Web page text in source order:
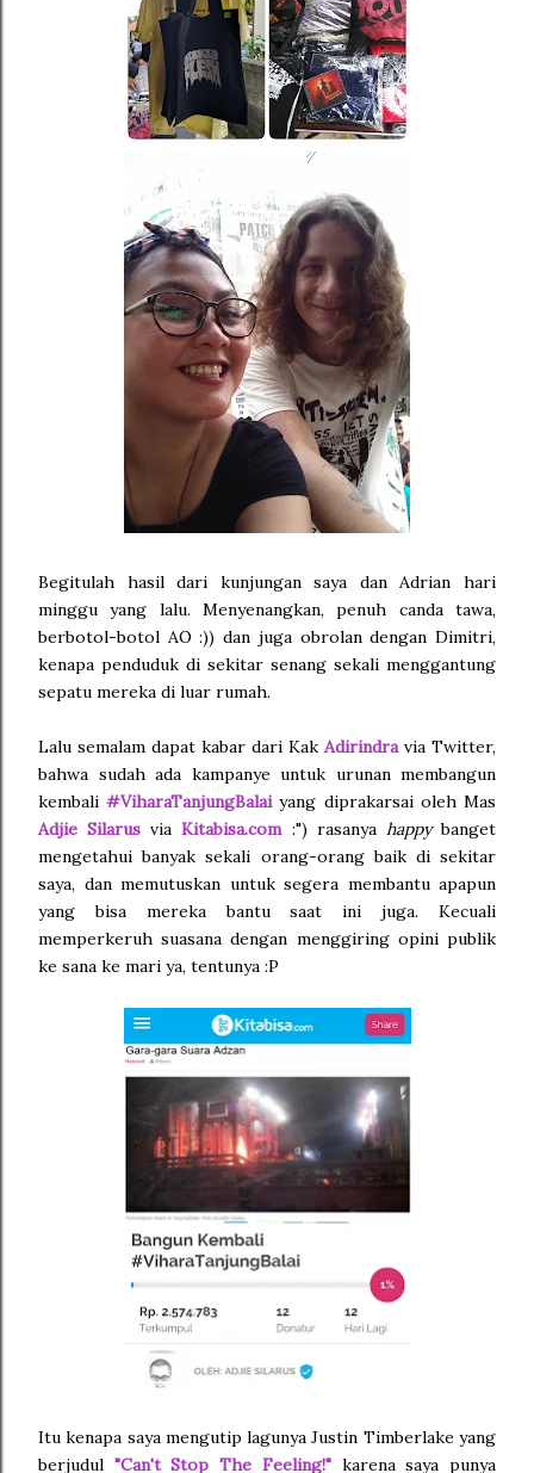
Begitulah hasil dari kunjungan saya dan Adrian hari
minggu yang lalu. Menyenangkan, penuh canda tawa,
berbotol-botol AO :)) dan juga obrolan dengan Dimitri,
kenapa penduduk di sekitar senang sekali menggantung
sepatu mereka di luar rumah.
Lalu semalam dapat kabar dari Kak Adirindravia Twitter,
bahwa sudah ada kampanye untuk urunan membangun
kembali#ViharaTanjungBalaiyang diprakarsai oleh Mas
Adjie Silarus viaKitabisa.com:") rasanya happybanget
mengetahui banyak sekali orang-orang baik di sekitar
saya, dan memutuskan untuk segera membantu apapun
yang bisa mereka bantu saat ini juga. Kecuali
memperkeruh suasana dengan menggiring opini publik
ke sana ke mari ya, tentunya :P
Itu kenapa saya mengutip lagunya Justin Timberlake yang
berjudul "Can't Stop The Feeling!"karena saya punya